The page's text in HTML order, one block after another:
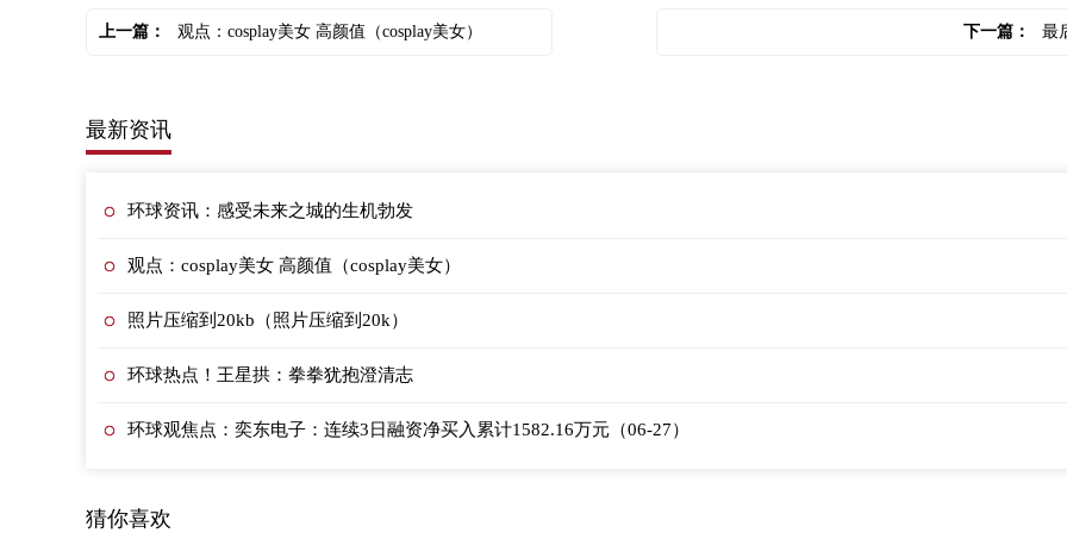
上一篇： 观点：cosplay美女 高颜值（cosplay美女） 下一篇： 最
最新资讯
环球资讯：感受未来之城的生机勃发
观点：cosplay美女 高颜值（cosplay美女）
照片压缩到20kb（照片压缩到20k）
环球热点！王星拱：拳拳犹抱澄清志
环球观焦点：奕东电子：连续3日融资净买入累计1582.16万元（06-27）
猜你喜欢